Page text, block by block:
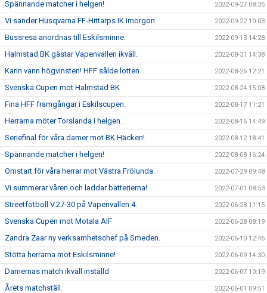
Spännande matcher i helgen! 2022-09-27 08:35
Vi sänder Husqvarna FF-Hittarps IK imorgon. 2022-09-22 10:03
Bussresa anordnas till Eskilsminne. 2022-09-13 14:28
Halmstad BK gästar Vapenvallen ikväll. 2022-08-31 14:38
Karin vann högvinsten! HFF sålde lotten. 2022-08-26 12:21
Svenska Cupen mot Halmstad BK 2022-08-24 15:08
Fina HFF framgångar i Eskilscupen. 2022-08-17 11:21
Herrarna möter Torslanda i helgen. 2022-08-16 14:49
Seriefinal för våra damer mot BK Häcken! 2022-08-12 18:41
Spännande matcher i helgen! 2022-08-08 16:24
Omstart för våra herrar mot Västra Frölunda. 2022-07-29 09:48
Vi summerar våren och laddar batterierna! 2022-07-01 08:53
Streetfotboll V.27-30 på Vapenvallen 4. 2022-06-28 11:15
Svenska Cupen mot Motala AIF 2022-06-28 08:19
Zandra Zaar ny verksamhetschef på Smeden. 2022-06-10 12:46
Stötta herrarna mot Eskilsminne! 2022-06-09 14:30
Damernas match ikväll inställd 2022-06-07 10:19
Årets matchställ. 2022-06-01 09:51